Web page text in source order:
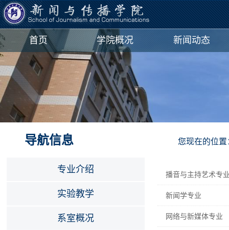
首页 学院概况 新闻动态
导航信息
专业介绍
实验教学
系室概况
您现在的位
播音与主持艺术专
新闻学专业
网络与新媒体专业